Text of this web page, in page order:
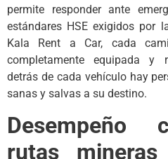
permite responder ante
estándares HSE exigidos por
Kala Rent a Car, cada
completamente equipada y
detrás de cada vehículo hay
sanas y salvas a su destino.
Desempeño
rutas